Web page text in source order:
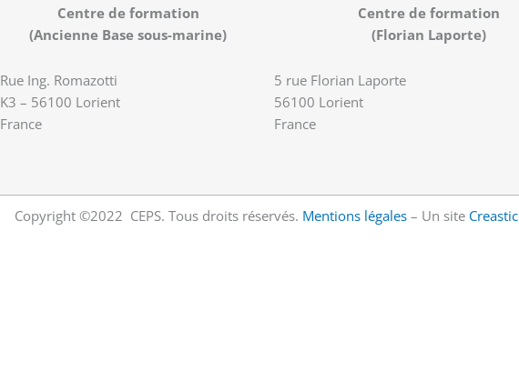
Centre de formation
(Ancienne Base sous-marine)
Rue Ing. Romazotti
K3 – 56100 Lorient
France
Centre de formation
(Florian Laporte)
5 rue Florian Laporte
56100 Lorient
France
Copyright ©2022 CEPS. Tous droits réservés. Mentions légales– Un site Creastic